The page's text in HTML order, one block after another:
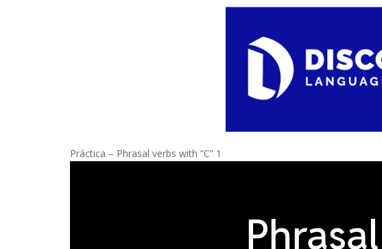
Práctica – Phrasal verbs with “C” 1